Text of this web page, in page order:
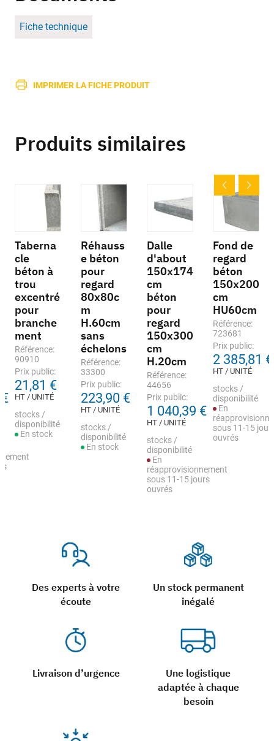
Fiche technique
IMPRIMER LA FICHE PRODUIT
Des experts à votre
écoute
Un stock permanent
inégalé
Livraison d’urgence
Une logistique
adaptée à chaque
besoin
Produits similaires
Taberna
cle
béton à
trou
excentré
pour
branche
ment
Référence:
90910
Prix public:
21,81 €
HT / UNITÉ
stocks /
disponibilité
En stock
Réhauss
e béton
pour
regard
80x80c
m
H.60cm
sans
échelons
Référence:
33300
Prix public:
223,90 €
HT / UNITÉ
stocks /
disponibilité
En stock
Dalle
d'about
150x174
cm
béton
pour
regard
150x300
cm
H.20cm
Référence:
44656
Prix public:
1 040,39 €
HT / UNITÉ
stocks /
disponibilité
En
réapprovisionnement
sous 11-15 jours
ouvrés
Fond de
regard
béton
150x200
cm
HU60cm
Référence:
723681
Prix public:
2 385,81 €
HT / UNITÉ
stocks /
disponibilité
En
sous 11-15
ouvrés